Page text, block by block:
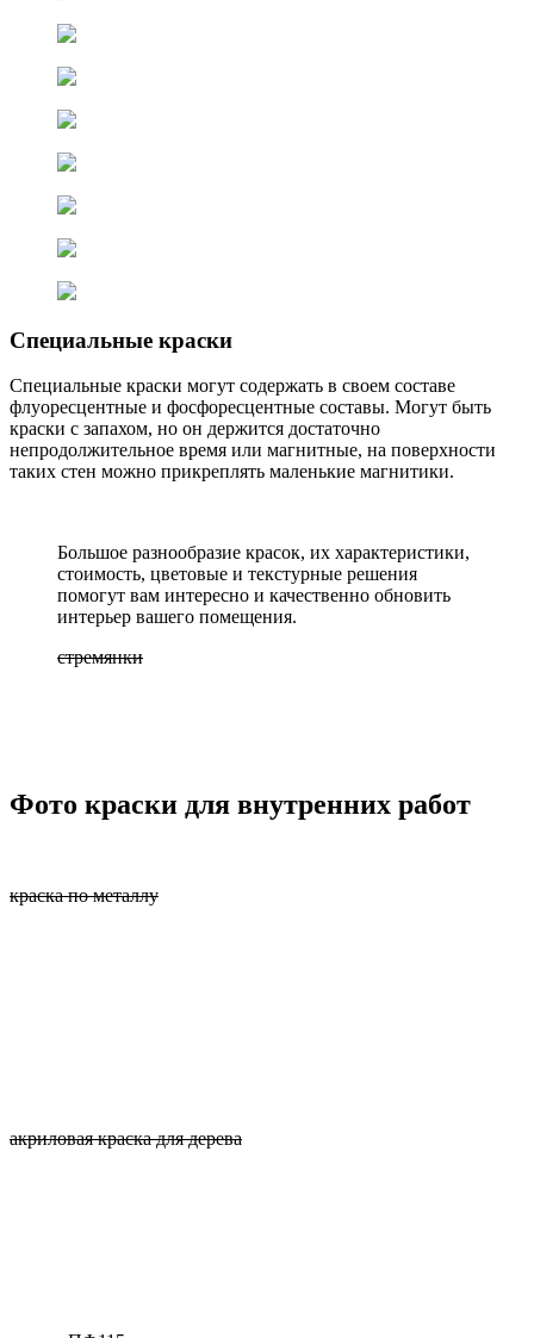
Специальные краски
Специальные краски могут содержать в своем составе
флуоресцентные и фосфоресцентные составы. Могут быть
краски с запахом, но он держится достаточно
непродолжительное время или магнитные, на поверхности
таких стен можно прикреплять маленькие магнитики.
Большое разнообразие красок, их характеристики,
стоимость, цветовые и текстурные решения
помогут вам интересно и качественно обновить
интерьер вашего помещения.
стремянки
Фото краски для внутренних работ
краска по металлу
акриловая краска для дерева